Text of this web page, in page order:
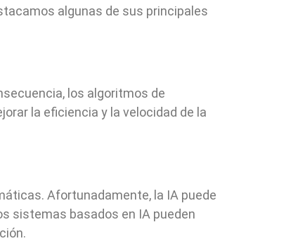
algunas de sus principales
los algoritmos de
la eficiencia y la velocidad de la
Afortunadamente, la IA puede
sistemas basados ​​en IA pueden